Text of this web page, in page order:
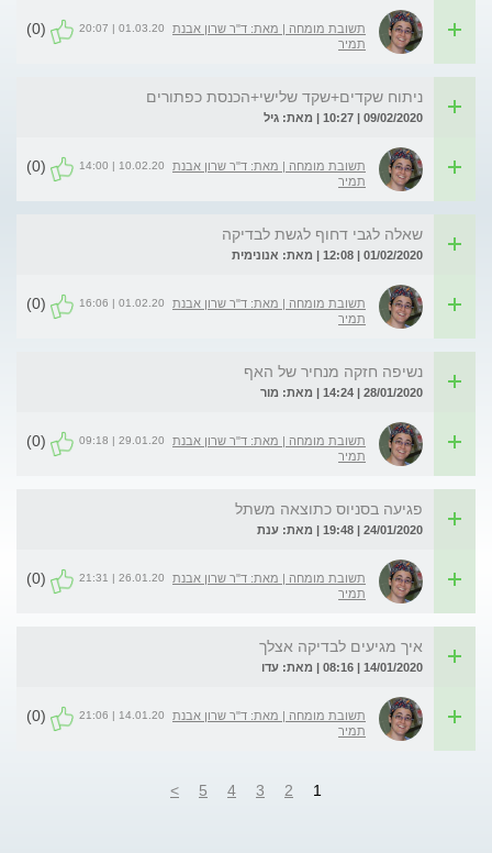
תשובת מומחה | מאת: ד"ר שרון אבנת
תמיר
01.03.20 | 20:07
(0)
ניתוח שקדים+שקד שלישי+הכנסת כפתורים
09/02/2020 | 10:27 | מאת: גיל
תשובת מומחה | מאת: ד"ר שרון אבנת
תמיר
10.02.20 | 14:00
(0)
שאלה לגבי דחוף לגשת לבדיקה
01/02/2020 | 12:08 | מאת: אנונימית
תשובת מומחה | מאת: ד"ר שרון אבנת
תמיר
01.02.20 | 16:06
(0)
נשיפה חזקה מנחיר של האף
28/01/2020 | 14:24 | מאת: מור
תשובת מומחה | מאת: ד"ר שרון אבנת
תמיר
29.01.20 | 09:18
(0)
פגיעה בסניוס כתוצאה משתל
24/01/2020 | 19:48 | מאת: ענת
תשובת מומחה | מאת: ד"ר שרון אבנת
תמיר
26.01.20 | 21:31
(0)
איך מגיעים לבדיקה אצלך
14/01/2020 | 08:16 | מאת: עדו
תשובת מומחה | מאת: ד"ר שרון אבנת
תמיר
14.01.20 | 21:06
(0)
1
2
3
4
5
>